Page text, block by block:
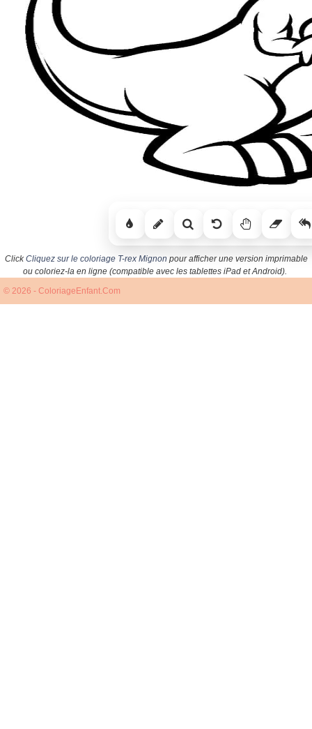
ClickCliquez sur le coloriage T-rex Mignon pour afficher une version imprimable
ou coloriez-la en ligne (compatible avec les tablettes iPad et Android).
© 2026 - ColoriageEnfant.Com